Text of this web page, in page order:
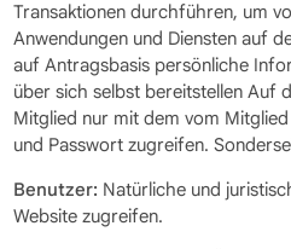
Transaktionen durchführen, um
Anwendungen und Diensten auf
auf Antragsbasis persönliche
über sich selbst bereitstellen Auf
Mitglied nur mit dem vom
und Passwort zugreifen.
Benutzer: Natürliche und
Website zugreifen.